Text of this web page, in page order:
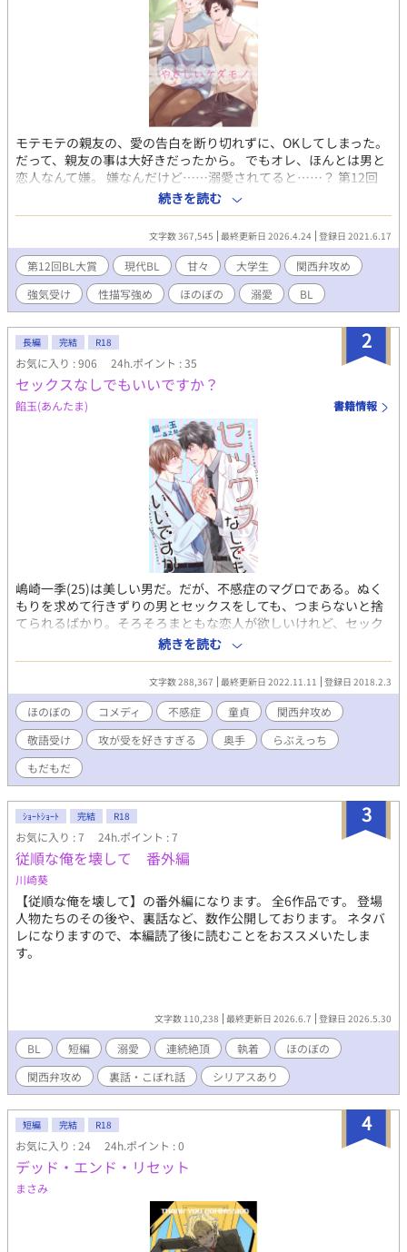
モテモテの親友の、愛の告白を断り切れずに、OKしてしまった。
だって、親友の事は大好きだったから。 でもオレ、ほんとは男と
恋人なんて嫌。 嫌なんだけど……溺愛されてると……？ 第12回
BL大賞にエントリーしています。 楽しんで頂けて、応援頂けたら
嬉しいです…✨
続きを読む
文字数 367,545 最終更新日 2026.4.24 登録日 2021.6.17
第12回BL大賞 現代BL 甘々 大学生
関西弁攻め
強気受け
性描写強め ほのぼの 溺愛 BL
2
長編 完結 R18
お気に入り : 906 24h.ポイント : 35
セックスなしでもいいですか？
餡玉(あんたま) 書籍情報
嶋崎一季(25)は美しい男だ。だが、不感症のマグロである。ぬく
もりを求めて行きずりの男とセックスをしても、つまらないと捨
てられるばかり。そろそろまともな恋人が欲しいけれど、セック
スに自信がない。セックスをしてしまえば最後、マグロだからと
捨てられるーーネガティブな不安に囚われて、一季は人とのふれ
あいに臆病になっていた。そんな時、一季はマンションの上階に
引っ越してきた男の荷ほどきを手伝うことになり、その場で付き
合って欲しいと言われるが……！？ 童貞イケメン准教授(28)×
不感症に悩む美人大学事務員(25)。受け攻めの視点が交互に入り
ます。 ☆7/21より、夏の番外編を不定期掲載します！
続きを読む
文字数 288,367 最終更新日 2022.11.11 登録日 2018.2.3
ほのぼの コメディ 不感症 童貞
関西弁攻め
敬語受け
攻が受を好きすぎる 奥手
らぶえっち
もだもだ
3
ｼｮｰﾄｼｮｰﾄ 完結 R18
お気に入り : 7 24h.ポイント : 7
従順な俺を壊して 番外編
川崎葵
【従順な俺を壊して】の番外編になります。 全6作品です。 登場
人物たちのその後や、裏話など、数作公開しております。 ネタバ
レになりますので、本編読了後に読むことをおススメいたしま
す。
文字数 110,238 最終更新日 2026.6.7 登録日 2026.5.30
BL 短編 溺愛 連続絶頂 執着
ほのぼの
関西弁攻め
裏話・こぼれ話 シリアスあり
4
短編 完結 R18
お気に入り : 24 24h.ポイント : 0
デッド・エンド・リセット
まさみ